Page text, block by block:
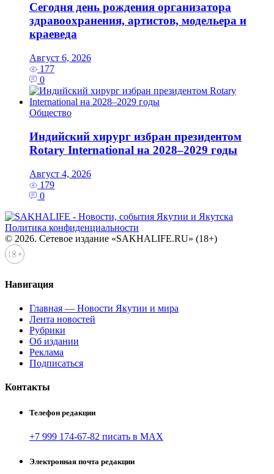
Сегодня день рождения организатора
здравоохранения, артистов, модельера и
краеведа
Август 6, 2026
177
0
Общество
Индийский хирург избран президентом
Rotary International на 2028–2029 годы
Август 4, 2026
179
0
Политика конфиденциальности
© 2026. Сетевое издание «SAKHALIFE.RU» (18+)
Навигация
Главная — Новости Якутии и мира
Лента новостей
Рубрики
Об издании
Реклама
Подписаться
Контакты
Телефон редакции
+7 999 174-67-82 писать в MAX
Электронная почта редакции